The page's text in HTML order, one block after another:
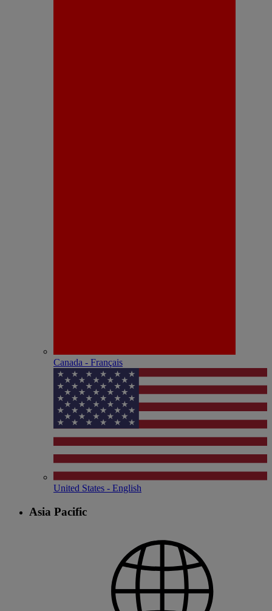
Canada - Français
United States - English
Asia Pacific